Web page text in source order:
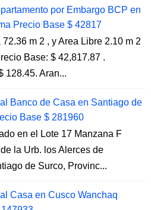
por Embargo BCP en
Precio Base $ 42817
m 2 , y Area Libre 2.10 m 2
Base: $ 42,817.87 .
128.45. Aran...
Banco de Casa en Santiago de
Base $ 281960
en el Lote 17 Manzana F
la Urb. los Alerces de
de Surco, Provinc...
Casa en Cusco Wanchaq